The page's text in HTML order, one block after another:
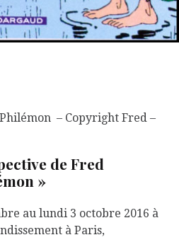
– Copyright Fred –
de Fred
»
au lundi 3 octobre 2016 à
à Paris,